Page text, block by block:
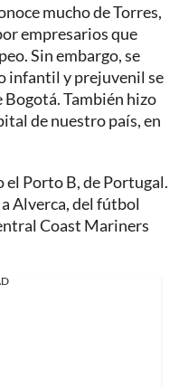
mucho de Torres,
empresarios que
Sin embargo, se
infantil y prejuvenil se
Bogotá. También hizo
de nuestro país, en
el Porto B, de Portugal.
Alverca, del fútbol
Coast Mariners